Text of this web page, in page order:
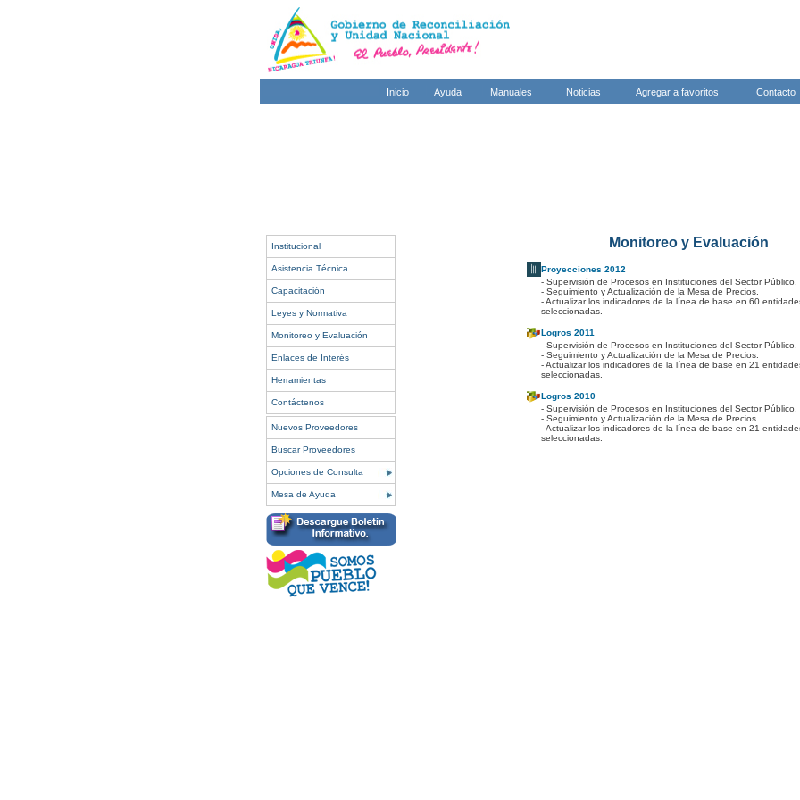
Inicio Ayuda Manuales Noticias Agregar a favoritos Contacto
Institucional
Asistencia Técnica
Capacitación
Leyes y Normativa
Monitoreo y Evaluación
Enlaces de Interés
Herramientas
Contáctenos
Nuevos Proveedores
Buscar Proveedores
Opciones de Consulta
Mesa de Ayuda
Monitoreo y Evaluación
Proyecciones 2012
- Supervisión de Procesos en Instituciones del Sector Público.
- Seguimiento y Actualización de la Mesa de Precios.
- Actualizar los indicadores de la línea de base en 60
seleccionadas.
Logros 2011
- Supervisión de Procesos en Instituciones del Sector Público.
- Seguimiento y Actualización de la Mesa de Precios.
- Actualizar los indicadores de la línea de base en 21
seleccionadas.
Logros 2010
- Supervisión de Procesos en Instituciones del Sector Público.
- Seguimiento y Actualización de la Mesa de Precios.
- Actualizar los indicadores de la línea de base en 21
seleccionadas.